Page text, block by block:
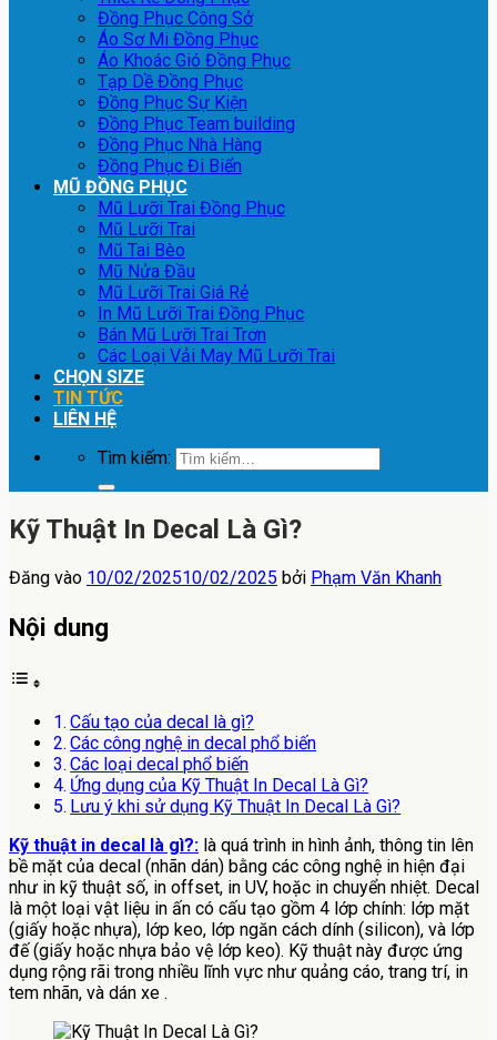
Đồng Phục Công Sở
Áo Sơ Mi Đồng Phục
Áo Khoác Gió Đồng Phục
Tạp Dề Đồng Phục
Đồng Phục Sự Kiện
Đồng Phục Team building
Đồng Phục Nhà Hàng
Đồng Phục Đi Biển
MŨ ĐỒNG PHỤC
Mũ Lưỡi Trai Đồng Phục
Mũ Lưỡi Trai
Mũ Tai Bèo
Mũ Nửa Đầu
Mũ Lưỡi Trai Giá Rẻ
In Mũ Lưỡi Trai Đồng Phục
Bán Mũ Lưỡi Trai Trơn
Các Loại Vải May Mũ Lưỡi Trai
CHỌN SIZE
TIN TỨC
LIÊN HỆ
Tìm kiếm:
Kỹ Thuật In Decal Là Gì?
Đăng vào 10/02/202510/02/2025 bởi Phạm Văn Khanh
Nội dung
Cấu tạo của decal là gì?
Các công nghệ in decal phổ biến
Các loại decal phổ biến
Ứng dụng của Kỹ Thuật In Decal Là Gì?
Lưu ý khi sử dụng Kỹ Thuật In Decal Là Gì?
Kỹ thuật in decal là gì?: là quá trình in hình ảnh, thông tin lên
bề mặt của decal (nhãn dán) bằng các công nghệ in hiện đại
như in kỹ thuật số, in offset, in UV, hoặc in chuyển nhiệt. Decal
là một loại vật liệu in ấn có cấu tạo gồm 4 lớp chính: lớp mặt
(giấy hoặc nhựa), lớp keo, lớp ngăn cách dính (silicon), và lớp
đế (giấy hoặc nhựa bảo vệ lớp keo). Kỹ thuật này được ứng
dụng rộng rãi trong nhiều lĩnh vực như quảng cáo, trang trí, in
tem nhãn, và dán xe .